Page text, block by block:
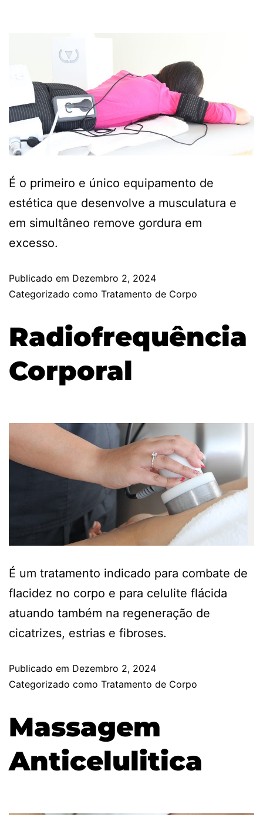
É o primeiro e único equipamento de
estética que desenvolve a musculatura e
em simultâneo remove gordura em
excesso.
Publicado em Dezembro 2, 2024
Categorizado como Tratamento de Corpo
Radiofrequência
Corporal
É um tratamento indicado para combate de
flacidez no corpo e para celulite flácida
atuando também na regeneração de
cicatrizes, estrias e fibroses.
Publicado em Dezembro 2, 2024
Categorizado como Tratamento de Corpo
Massagem
Anticelulitica